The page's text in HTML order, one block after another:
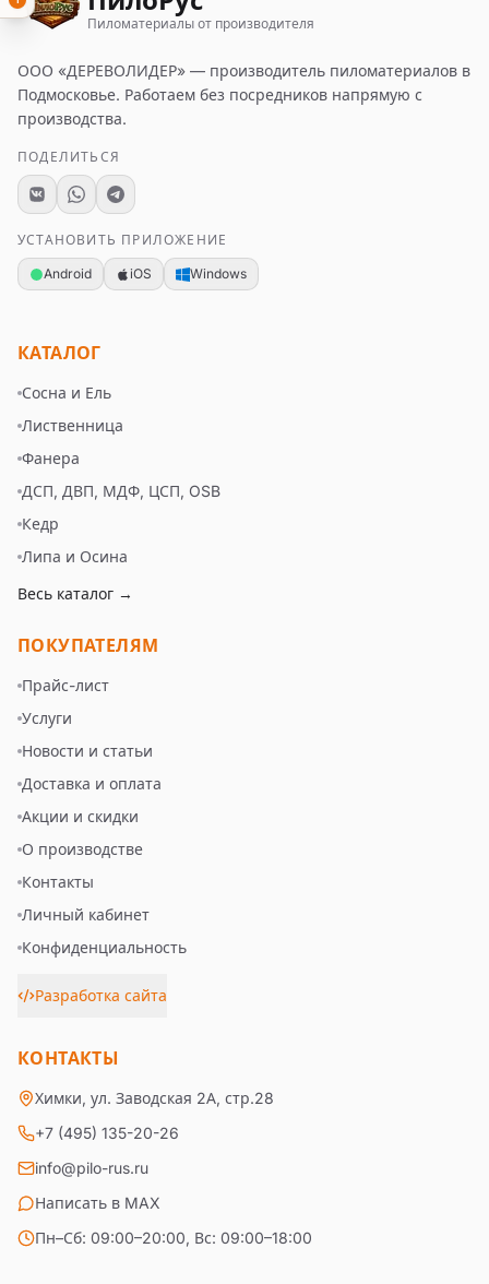
Пиломатериалы от производителя
ООО «ДЕРЕВОЛИДЕР» — производитель пиломатериалов в
Подмосковье. Работаем без посредников напрямую с
производства.
ПОДЕЛИТЬСЯ
УСТАНОВИТЬ ПРИЛОЖЕНИЕ
Android iOS Windows
КАТАЛОГ
Сосна и Ель
Лиственница
Фанера
ДСП, ДВП, МДФ, ЦСП, OSB
Кедр
Липа и Осина
Весь каталог →
ПОКУПАТЕЛЯМ
Прайс-лист
Услуги
Новости и статьи
Доставка и оплата
Акции и скидки
О производстве
Контакты
Личный кабинет
Конфиденциальность
Разработка сайта
КОНТАКТЫ
Химки, ул. Заводская 2А, стр.28
+7 (495) 135-20-26
info@pilo-rus.ru
Написать в MAX
Пн–Сб: 09:00–20:00, Вс: 09:00–18:00